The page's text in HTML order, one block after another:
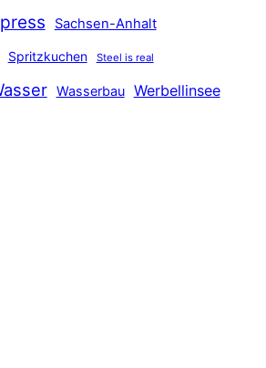
Sachsen-Anhalt
Spritzkuchen Steel is real
Wasserbau Werbellinsee